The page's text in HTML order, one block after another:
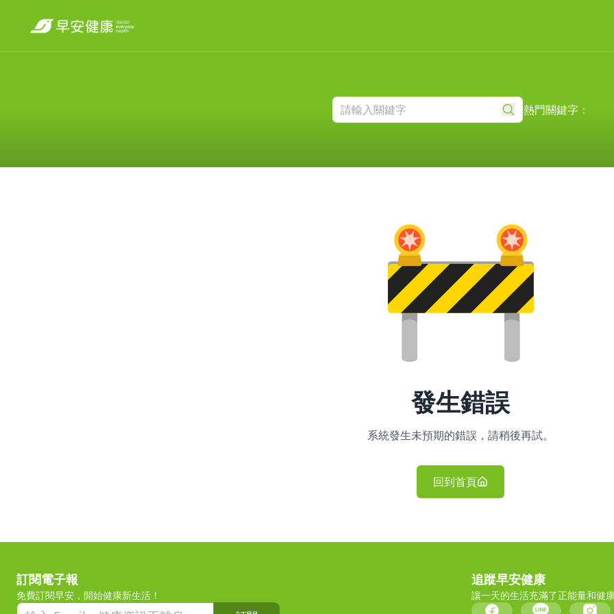
熱門關鍵字：
發生錯誤
系統發生未預期的錯誤，請稍後再試。
回到首頁
訂閱電子報
免費訂閱早安，開始健康新生活！
追蹤早安健康
讓一天的生活充滿了正能量和健